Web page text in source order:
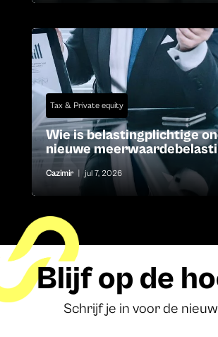
Tax & Private equity
Wie is belastingplichtige
nieuwe
Cazimir jul 7, 2026
Blijf op de
Schrijf je in voor de